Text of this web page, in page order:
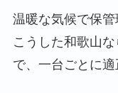
温暖な気候で保
こうした和歌山
で、一台ごとに適